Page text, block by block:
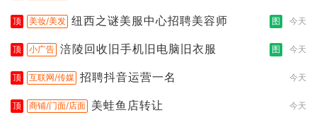
顶 美妆/美发 纽西之谜美服中心招聘美容师 图 今天
顶 小广告 涪陵回收旧手机旧电脑旧衣服 图 今天
顶 互联网/传媒 招聘抖音运营一名 今天
顶 商铺/门面/店面 美蛙鱼店转让 今天